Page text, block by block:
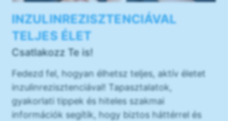
INZULINREZISZTENCIÁVAL
TELJES ÉLET
Csatlakozz Te is!
Fedezd fel, hogyan élhetsz teljes, aktív életet
inzulinrezisztenciával! Tapasztalatok,
gyakorlati tippek és hiteles szakmai
információk segítik, hogy biztos háttérrel és